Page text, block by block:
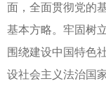
面，全面贯彻党的
基本方略。牢固树
围绕建设中国特色
设社会主义法治国